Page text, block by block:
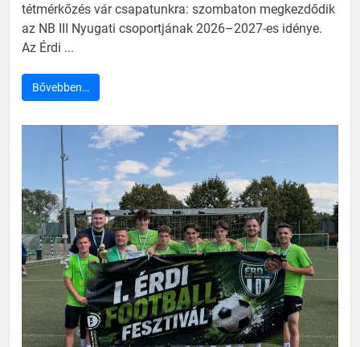
tétmérkőzés vár csapatunkra: szombaton megkezdődik
az NB III Nyugati csoportjának 2026–2027-es idénye.
Az Érdi ...
Bővebben…